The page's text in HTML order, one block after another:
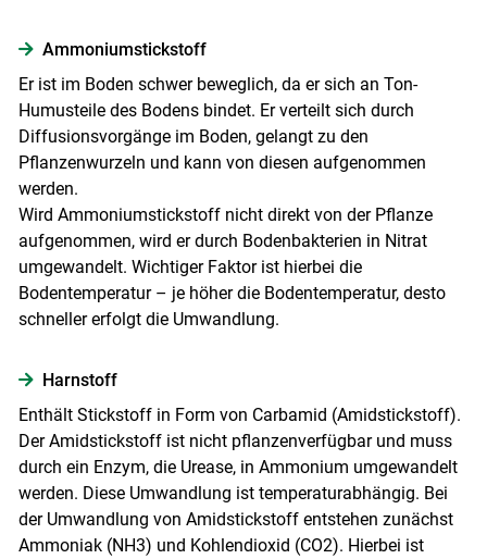
Ammonium­stickstoff
Er ist im Boden schwer beweglich, da er sich an Ton-
Humusteile des Bodens bindet. Er verteilt sich durch
Diffusionsvorgänge im Boden, gelangt zu den
Pflanzenwurzeln und kann von diesen aufgenommen
werden.
Wird Ammoniumstickstoff nicht direkt von der Pflanze
aufgenommen, wird er durch Bodenbakterien in Nitrat
umgewandelt. Wichtiger Faktor ist hierbei die
Bodentemperatur – je höher die Bodentemperatur, desto
schneller erfolgt die Umwandlung.
Harnstoff
Enthält Stickstoff in Form von Carbamid (Amidstickstoff).
Der Amidstickstoff ist nicht pflanzenverfügbar und muss
durch ein Enzym, die Urease, in Ammonium umgewandelt
werden. Diese Umwandlung ist temperaturabhängig. Bei
der Umwandlung von Amidstickstoff entstehen zunächst
Ammoniak (NH3) und Kohlendioxid (CO2). Hierbei ist